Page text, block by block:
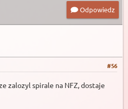
Odpowiedz
#56
zalozyl spirale na NFZ, dostaje